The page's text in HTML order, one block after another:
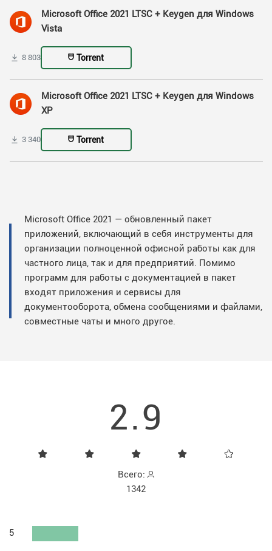
Microsoft Office 2021 LTSC + Keygen для Windows
Vista
8 803 Torrent
Microsoft Office 2021 LTSC + Keygen для Windows
XP
3 340 Torrent
Microsoft Office 2021 — обновленный пакет
приложений, включающий в себя инструменты для
организации полноценной офисной работы как для
частного лица, так и для предприятий. Помимо
программ для работы с документацией в пакет
входят приложения и сервисы для
документооборота, обмена сообщениями и файлами,
совместные чаты и много другое.
2.9
Всего:
1342
5